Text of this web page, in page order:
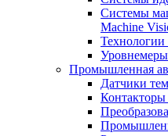
Системы
Machine
Уровнемеры
Промышленная
Датчики
Контакторы